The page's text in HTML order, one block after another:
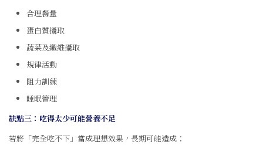
合理餐量
蛋白質攝取
蔬菜及纖維攝取
規律活動
阻力訓練
睡眠管理
缺點三：吃得太少可能營養不足
若將「完全吃不下」當成理想效果，長期可能造成：